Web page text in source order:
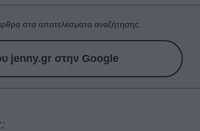
στα αποτελέσματα αναζήτησης.
jenny.gr στην Google